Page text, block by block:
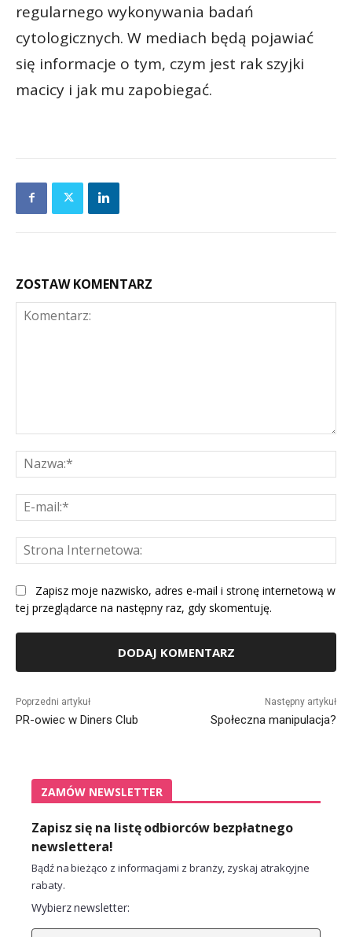
regularnego wykonywania badań
cytologicznych. W mediach będą pojawiać
się informacje o tym, czym jest rak szyjki
macicy i jak mu zapobiegać.
ZOSTAW KOMENTARZ
Zapisz moje nazwisko, adres e-mail i stronę internetową w
tej przeglądarce na następny raz, gdy skomentuję.
Poprzedni artykuł
PR-owiec w Diners Club
Następny artykuł
Społeczna manipulacja?
ZAMÓW NEWSLETTER
Zapisz się na listę odbiorców bezpłatnego
newslettera!
Bądź na bieżąco z informacjami z branży, zyskaj atrakcyjne
rabaty.
Wybierz newsletter: